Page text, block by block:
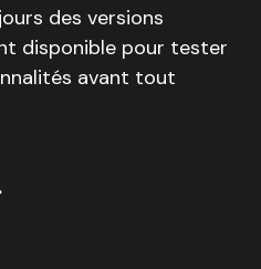
des versions
disponible pour tester
avant tout